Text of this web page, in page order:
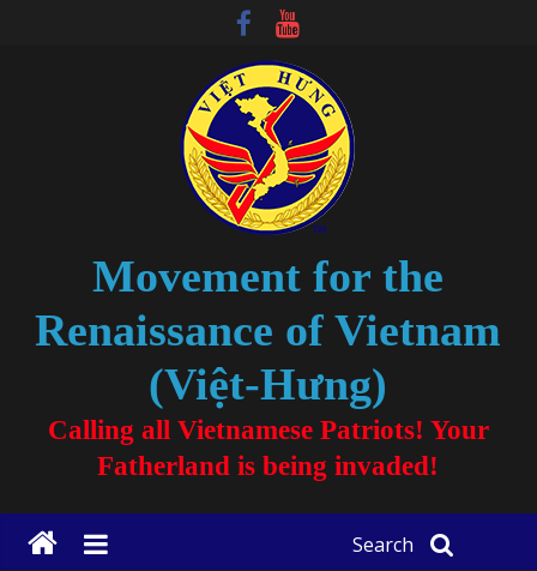
Movement for the
Renaissance of Vietnam
(Việt-Hưng)
Calling all Vietnamese Patriots! Your
Fatherland is being invaded!
Search